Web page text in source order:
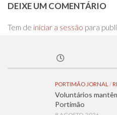
DEIXE UM COMENTÁRIO
Tem de iniciar a sessão para
PORTIMÃO JORNAL /
Voluntários
Portimão